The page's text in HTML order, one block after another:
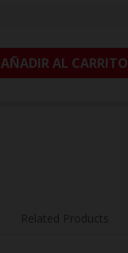
AÑADIR AL CARRITO